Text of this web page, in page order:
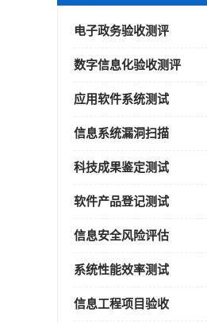
电子政务验收测评
数字信息化验收测评
应用软件系统测试
信息系统漏洞扫描
科技成果鉴定测试
软件产品登记测试
信息安全风险评估
系统性能效率测试
信息工程项目验收